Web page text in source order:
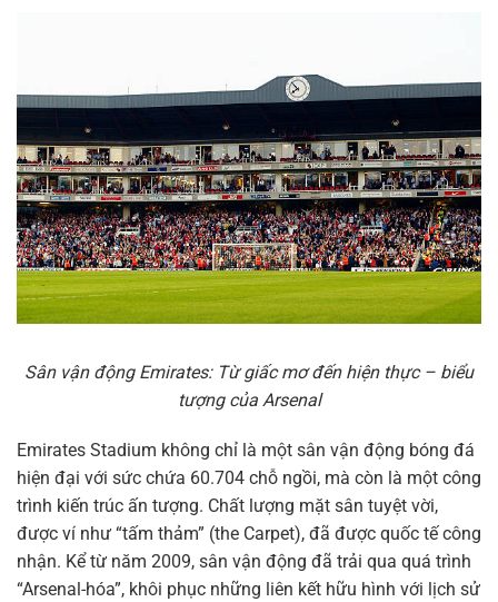
Sân vận động Emirates: Từ giấc mơ đến hiện thực – biểu
tượng của Arsenal
Emirates Stadium không chỉ là một sân vận động bóng đá
hiện đại với sức chứa 60.704 chỗ ngồi, mà còn là một công
trình kiến trúc ấn tượng. Chất lượng mặt sân tuyệt vời,
được ví như “tấm thảm” (the Carpet), đã được quốc tế công
nhận. Kể từ năm 2009, sân vận động đã trải qua quá trình
“Arsenal-hóa”, khôi phục những liên kết hữu hình với lịch sử